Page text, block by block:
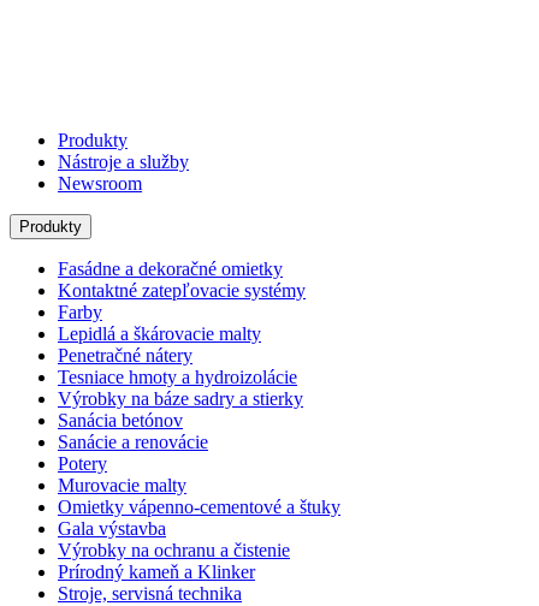
Produkty
Nástroje a služby
Newsroom
Produkty
Fasádne a dekoračné omietky
Kontaktné zatepľovacie systémy
Farby
Lepidlá a škárovacie malty
Penetračné nátery
Tesniace hmoty a hydroizolácie
Výrobky na báze sadry a stierky
Sanácia betónov
Sanácie a renovácie
Potery
Murovacie malty
Omietky vápenno-cementové a štuky
Gala výstavba
Výrobky na ochranu a čistenie
Prírodný kameň a Klinker
Stroje, servisná technika